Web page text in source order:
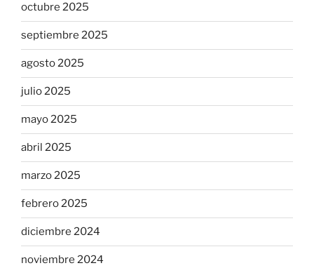
octubre 2025
septiembre 2025
agosto 2025
julio 2025
mayo 2025
abril 2025
marzo 2025
febrero 2025
diciembre 2024
noviembre 2024